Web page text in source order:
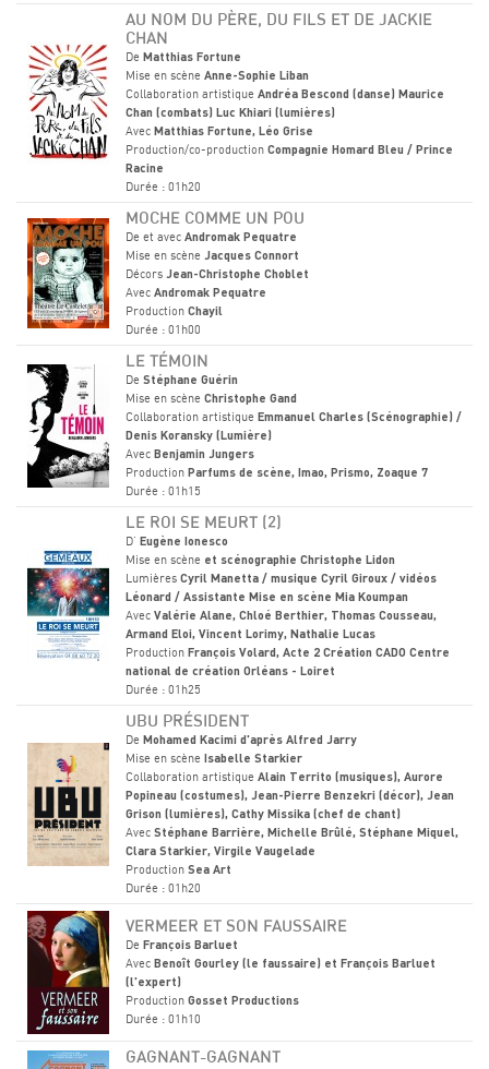
AU NOM DU PÈRE, DU FILS ET DE JACKIE
CHAN
De Matthias Fortune
Mise en scène Anne-Sophie Liban
Collaboration artistique Andréa Bescond (danse) Maurice
Chan (combats) Luc Khiari (lumières)
Avec Matthias Fortune, Léo Grise
Production/co-production Compagnie Homard Bleu / Prince
Racine
Durée : 01h20
MOCHE COMME UN POU
De et avec Andromak Pequatre
Mise en scène Jacques Connort
Décors Jean-Christophe Choblet
Avec Andromak Pequatre
Production Chayil
Durée : 01h00
LE TÉMOIN
De Stéphane Guérin
Mise en scène Christophe Gand
Collaboration artistique Emmanuel Charles (Scénographie) /
Denis Koransky (Lumière)
Avec Benjamin Jungers
Production Parfums de scène, Imao, Prismo, Zoaque 7
Durée : 01h15
LE ROI SE MEURT (2)
D' Eugène Ionesco
Mise en scène et scénographie Christophe Lidon
Lumières Cyril Manetta / musique Cyril Giroux / vidéos
Léonard / Assistante Mise en scène Mia Koumpan
Avec Valérie Alane, Chloé Berthier, Thomas Cousseau,
Armand Eloi, Vincent Lorimy, Nathalie Lucas
Production François Volard, Acte 2 Création CADO Centre
national de création Orléans - Loiret
Durée : 01h25
UBU PRÉSIDENT
De Mohamed Kacimi d'après Alfred Jarry
Mise en scène Isabelle Starkier
Collaboration artistique Alain Territo (musiques), Aurore
Popineau (costumes), Jean-Pierre Benzekri (décor), Jean
Grison (lumières), Cathy Missika (chef de chant)
Avec Stéphane Barrière, Michelle Brûlé, Stéphane Miquel,
Clara Starkier, Virgile Vaugelade
Production Sea Art
Durée : 01h20
VERMEER ET SON FAUSSAIRE
De François Barluet
Avec Benoît Gourley (le faussaire) et François Barluet
(l'expert)
Production Gosset Productions
Durée : 01h10
GAGNANT-GAGNANT